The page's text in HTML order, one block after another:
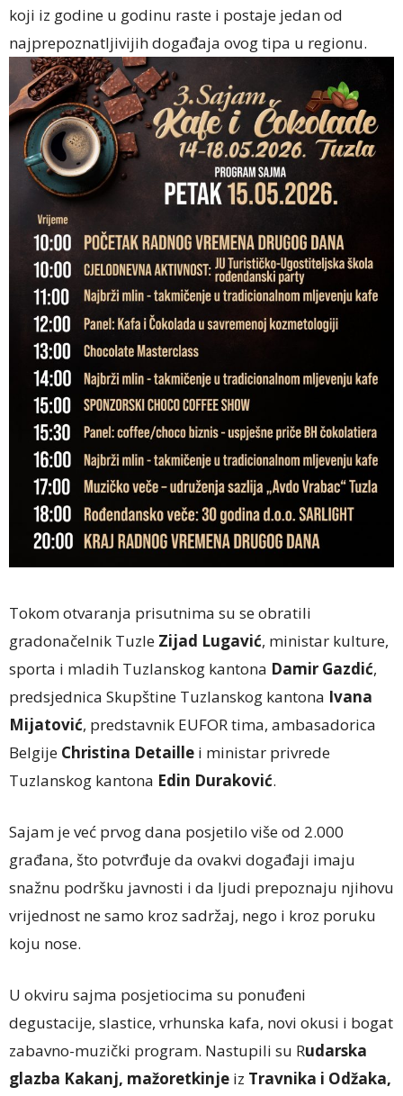
koji iz godine u godinu raste i postaje jedan od
najprepoznatljivijih događaja ovog tipa u regionu.
Tokom otvaranja prisutnima su se obratili
gradonačelnik Tuzle Zijad Lugavić, ministar kulture,
sporta i mladih Tuzlanskog kantona Damir Gazdić,
predsjednica Skupštine Tuzlanskog kantona Ivana
Mijatović, predstavnik EUFOR tima, ambasadorica
Belgije Christina Detaille i ministar privrede
Tuzlanskog kantona Edin Duraković.
Sajam je već prvog dana posjetilo više od 2.000
građana, što potvrđuje da ovakvi događaji imaju
snažnu podršku javnosti i da ljudi prepoznaju njihovu
vrijednost ne samo kroz sadržaj, nego i kroz poruku
koju nose.
U okviru sajma posjetiocima su ponuđeni
degustacije, slastice, vrhunska kafa, novi okusi i bogat
zabavno-muzički program. Nastupili su Rudarska
glazba Kakanj, mažoretkinje iz Travnika i Odžaka,